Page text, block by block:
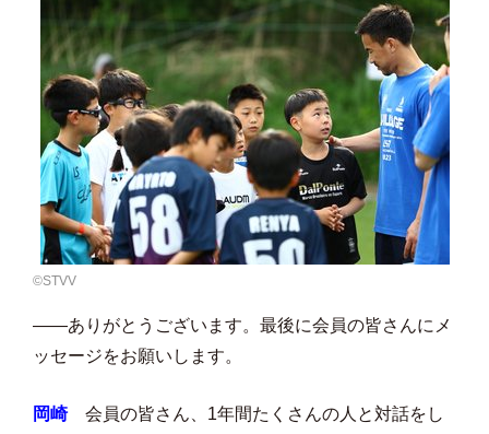
©️STVV
――ありがとうございます。最後に会員の皆さんにメ
ッセージをお願いします。
岡崎会員の皆さん、1年間たくさんの人と対話をし